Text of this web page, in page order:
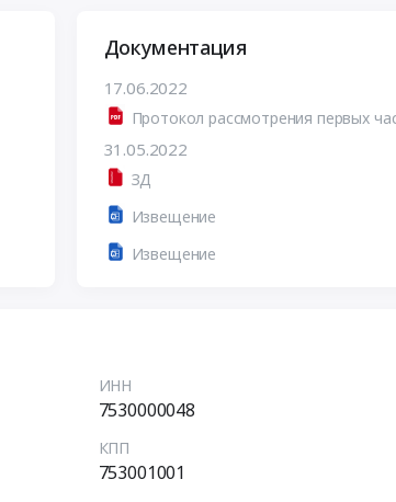
Документация
17.06.2022
Протокол рассмотрения первых
31.05.2022
ЗД
Извещение
Извещение
ИНН
7530000048
КПП
753001001